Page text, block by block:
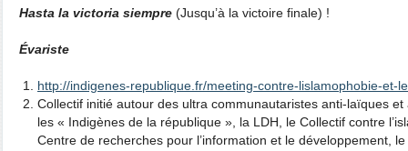
Hasta la victoria siempre (Jusqu’à la victoire finale) !
Évariste
http://indigenes-republique.fr/meeting-contre-lislamophobie-et-
Collectif initié autour des ultra communautaristes anti-laïques
les « Indigènes de la république », la LDH, le Collectif contre
Centre de recherches pour l’information et le développement, le